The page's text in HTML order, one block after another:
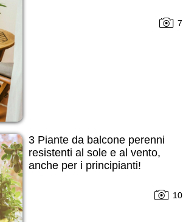
7
3 Piante da balcone perenni
resistenti al sole e al vento,
anche per i principianti!
10